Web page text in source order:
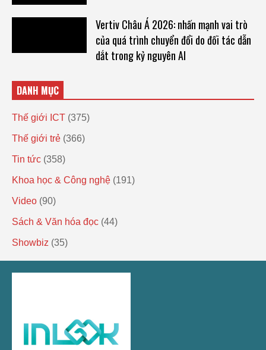
Vertiv Châu Á 2026: nhấn mạnh vai trò
của quá trình chuyển đổi do đối tác dẫn
dắt trong kỷ nguyên AI
DANH MỤC
Thế giới ICT (375)
Thế giới trẻ (366)
Tin tức (358)
Khoa học & Công nghệ (191)
Video (90)
Sách & Văn hóa đọc (44)
Showbiz (35)